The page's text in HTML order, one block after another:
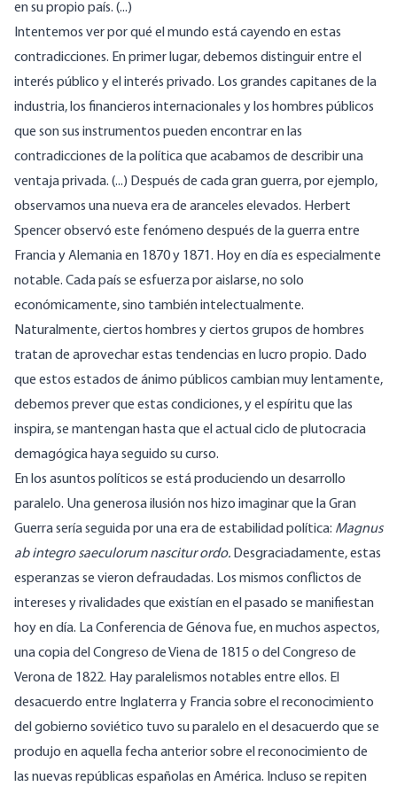
en su propio país. (...)
Intentemos ver por qué el mundo está cayendo en estas
contradicciones. En primer lugar, debemos distinguir entre el
interés público y el interés privado. Los grandes capitanes de la
industria, los financieros internacionales y los hombres públicos
que son sus instrumentos pueden encontrar en las
contradicciones de la política que acabamos de describir una
ventaja privada. (...) Después de cada gran guerra, por ejemplo,
observamos una nueva era de aranceles elevados. Herbert
Spencer observó este fenómeno después de la guerra entre
Francia y Alemania en 1870 y 1871. Hoy en día es especialmente
notable. Cada país se esfuerza por aislarse, no solo
económicamente, sino también intelectualmente.
Naturalmente, ciertos hombres y ciertos grupos de hombres
tratan de aprovechar estas tendencias en lucro propio. Dado
que estos estados de ánimo públicos cambian muy lentamente,
debemos prever que estas condiciones, y el espíritu que las
inspira, se mantengan hasta que el actual ciclo de plutocracia
demagógica haya seguido su curso.
En los asuntos políticos se está produciendo un desarrollo
paralelo. Una generosa ilusión nos hizo imaginar que la Gran
Guerra sería seguida por una era de estabilidad política: Magnus
ab integro saeculorum nascitur ordo. Desgraciadamente, estas
esperanzas se vieron defraudadas. Los mismos conflictos de
intereses y rivalidades que existían en el pasado se manifiestan
hoy en día. La Conferencia de Génova fue, en muchos aspectos,
una copia del Congreso de Viena de 1815 o del Congreso de
Verona de 1822. Hay paralelismos notables entre ellos. El
desacuerdo entre Inglaterra y Francia sobre el reconocimiento
del gobierno soviético tuvo su paralelo en el desacuerdo que se
produjo en aquella fecha anterior sobre el reconocimiento de
las nuevas repúblicas españolas en América. Incluso se repiten